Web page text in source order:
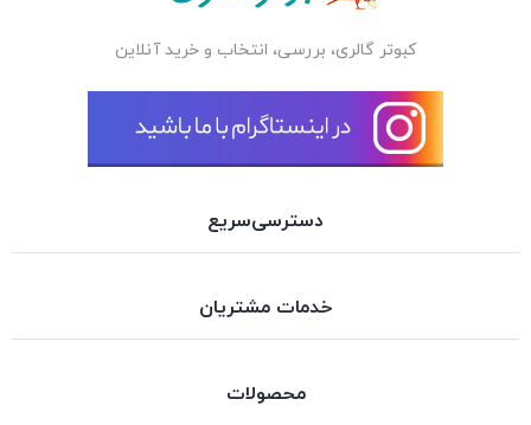
کبوتر گالری، بررسی، انتخاب و خرید آنلاین
دسترسی‌سریع
خدمات مشتریان
محصولات